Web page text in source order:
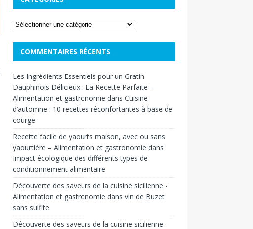
COMMENTAIRES RÉCENTS
Les Ingrédients Essentiels pour un Gratin
Dauphinois Délicieux : La Recette Parfaite –
Alimentation et gastronomie dans Cuisine
d’automne : 10 recettes réconfortantes à base de
courge
Recette facile de yaourts maison, avec ou sans
yaourtière – Alimentation et gastronomie dans
Impact écologique des différents types de
conditionnement alimentaire
Découverte des saveurs de la cuisine sicilienne -
Alimentation et gastronomie dans vin de Buzet
sans sulfite
Découverte des saveurs de la cuisine sicilienne -